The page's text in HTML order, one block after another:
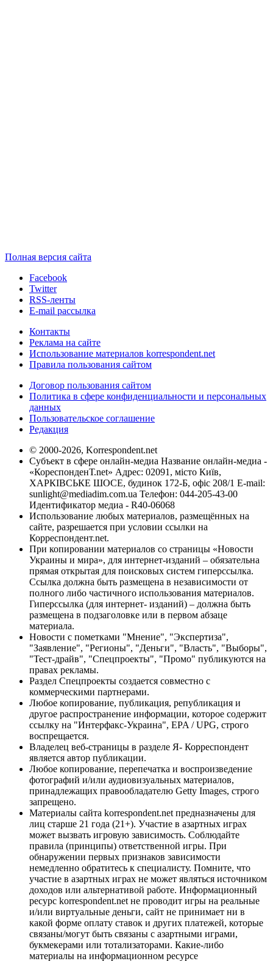
Полная версия сайта
Facebook
Twitter
RSS-ленты
E-mail рассылка
Контакты
Реклама на сайте
Использование материалов korrespondent.net
Правила пользования сайтом
Договор пользования сайтом
Политика в сфере конфиденциальности и персональных
данных
Пользовательское соглашение
Редакция
© 2000-2026, Korrespondent.net
Субъект в сфере онлайн-медиа Название онлайн-медиа -
«КореспонденТ.net» Адрес: 02091, місто Київ,
ХАРКІВСЬКЕ ШОСЕ, будинок 172-Б, офіс 208/1 E-mail:
sunlight@mediadim.com.ua Телефон: 044-205-43-00
Идентификатор медиа - R40-06068
Использование любых материалов, размещённых на
сайте, разрешается при условии ссылки на
Корреспондент.net.
При копировании материалов со страницы «Новости
Украины и мира», для интернет-изданий – обязательна
прямая открытая для поисковых систем гиперссылка.
Ссылка должна быть размещена в независимости от
полного либо частичного использования материалов.
Гиперссылка (для интернет- изданий) – должна быть
размещена в подзаголовке или в первом абзаце
материала.
Новости с пометками "Мнение", "Экспертиза",
"Заявление", "Регионы", "Деньги", "Власть", "Выборы",
"Тест-драйв", "Спецпроекты", "Промо" публикуются на
правах рекламы.
Раздел Спецпроекты создается совместно с
коммерческими партнерами.
Любое копирование, публикация, републикация и
другое распространение информации, которое содержит
ссылку на "Интерфакс-Украина", EPA / UPG, строго
воспрещается.
Владелец веб-страницы в разделе Я- Корреспондент
является автор публикации.
Любое копирование, перепечатка и воспроизведение
фотографий и/или аудиовизуальных материалов,
принадлежащих правообладателю Getty Images, строго
запрещено.
Материалы сайта korrespondent.net предназначены для
лиц старше 21 года (21+). Участие в азартных играх
может вызвать игровую зависимость. Соблюдайте
правила (принципы) ответственной игры. При
обнаружении первых признаков зависимости
немедленно обратитесь к специалисту. Помните, что
участие в азартных играх не может являться источником
доходов или альтернативой работе. Информационный
ресурс korrespondent.net не проводит игры на реальные
и/или виртуальные деньги, сайт не принимает ни в
какой форме оплату ставок и других платежей, которые
связаны/могут быть связаны с азартными играми,
букмекерами или тотализаторами. Какие-либо
материалы на информационном ресурсе